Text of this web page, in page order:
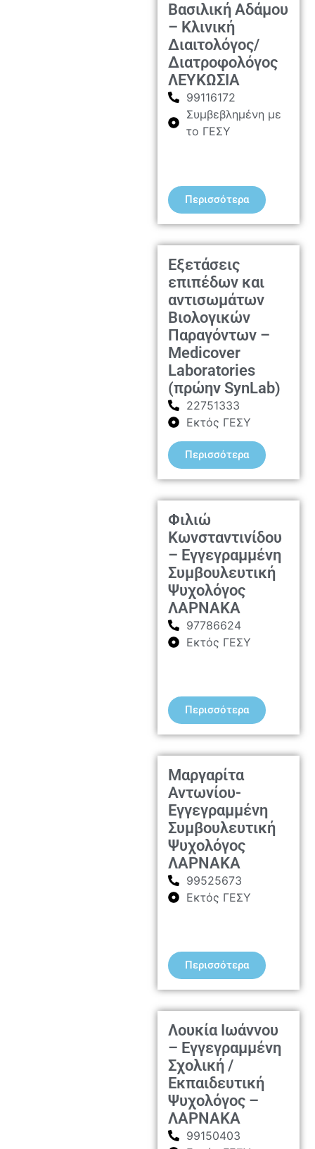
Βασιλική Αδάμου
– Κλινική
Διαιτολόγος/
Διατροφολόγος
ΛΕΥΚΩΣΙΑ
99116172
Συμβεβλημένη με
το ΓΕΣΥ
Περισσότερα
Εξετάσεις
επιπέδων και
αντισωμάτων
Βιολογικών
Παραγόντων –
Medicover
Laboratories
(πρώην SynLab)
22751333
Εκτός ΓΕΣΥ
Περισσότερα
Φιλιώ
Κωνσταντινίδου
– Εγγεγραμμένη
Συμβουλευτική
Ψυχολόγος
ΛΑΡΝΑΚΑ
97786624
Εκτός ΓΕΣΥ
Περισσότερα
Μαργαρίτα
Αντωνίου-
Εγγεγραμμένη
Συμβουλευτική
Ψυχολόγος
ΛΑΡΝΑΚΑ
99525673
Εκτός ΓΕΣΥ
Περισσότερα
Λουκία Ιωάννου
– Εγγεγραμμένη
Σχολική /
Εκπαιδευτική
Ψυχολόγος –
ΛΑΡΝΑΚΑ
99150403